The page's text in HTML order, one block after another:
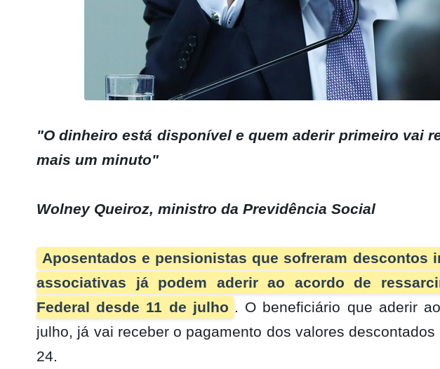
"O dinheiro está disponível e quem aderir primeiro vai
mais um minuto"
Wolney Queiroz, ministro da Previdência Social
Aposentados e pensionistas que sofreram descontos
associativas já podem aderir ao acordo de
Federal desde 11 de julho . O beneficiário que aderir
julho, já vai receber o pagamento dos valores
24.